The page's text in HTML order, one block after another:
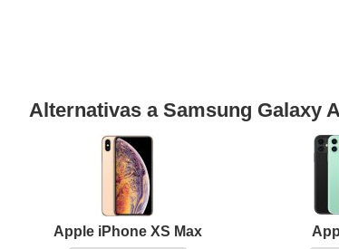
Alternativas a Samsung Galaxy
Apple iPhone XS Max